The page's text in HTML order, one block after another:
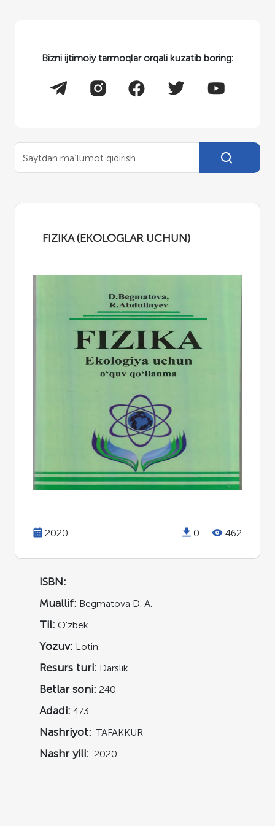
Bizni ijtimoiy tarmoqlar orqali kuzatib boring:
FIZIKA (EKOLOGLAR UCHUN)
2020 0 462
ISBN:
Muallif: Begmatova D. A.
Til: O'zbek
Yozuv: Lotin
Resurs turi: Darslik
Betlar soni: 240
Adadi: 473
Nashriyot: TAFAKKUR
Nashr yili: 2020